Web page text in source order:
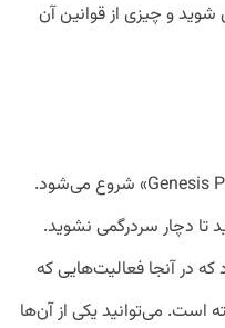
و چیزی از قوانین آن
بازی از میدان اصلی شهر به نام «Genesis Plaza» شروع می‌شود.
تا دچار سردرگمی نشوید.
که در آنجا فعالیت‌هایی که
است. می‌توانید یکی از آن‌ها